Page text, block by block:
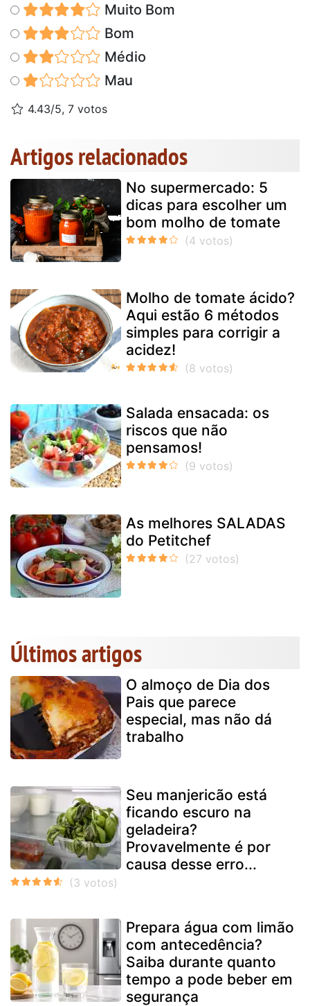
Muito Bom
Bom
Médio
Mau
4.43/5, 7 votos
Artigos relacionados
No supermercado: 5
dicas para escolher um
bom molho de tomate
Molho de tomate ácido?
Aqui estão 6 métodos
simples para corrigir a
acidez!
Salada ensacada: os
riscos que não
pensamos!
As melhores SALADAS
do Petitchef
Últimos artigos
O almoço de Dia dos
Pais que parece
especial, mas não dá
trabalho
Seu manjericão está
ficando escuro na
geladeira?
Provavelmente é por
causa desse erro...
Prepara água com limão
com antecedência?
Saiba durante quanto
tempo a pode beber em
segurança